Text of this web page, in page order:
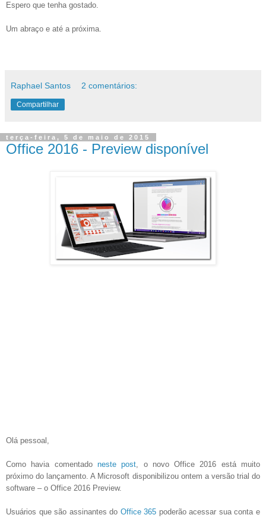
Espero que tenha gostado.
Um abraço e até a próxima.
Raphael Santos 2 comentários:
Compartilhar
terça-feira, 5 de maio de 2015
Office 2016 - Preview disponível
Olá pessoal,
Como havia comentado neste post, o novo Office 2016 está muito
próximo do lançamento. A Microsoft disponibilizou ontem a versão trial do
software – o Office 2016 Preview.
Usuários que são assinantes do Office 365 poderão acessar sua conta e